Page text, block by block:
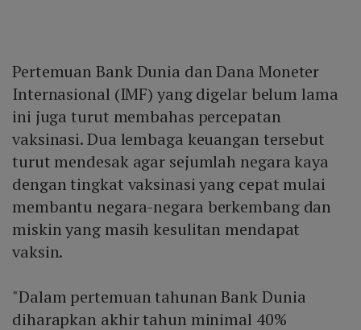
Pertemuan Bank Dunia dan Dana Moneter
Internasional (IMF) yang digelar belum lama
ini juga turut membahas percepatan
vaksinasi. Dua lembaga keuangan tersebut
turut mendesak agar sejumlah negara kaya
dengan tingkat vaksinasi yang cepat mulai
membantu negara-negara berkembang dan
miskin yang masih kesulitan mendapat
vaksin.
"Dalam pertemuan tahunan Bank Dunia
diharapkan akhir tahun minimal 40%